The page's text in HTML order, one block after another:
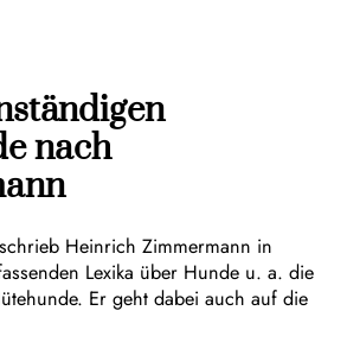
nach
Heinrich Zimmermann in
Lexika über Hunde u. a. die
Er geht dabei auch auf die